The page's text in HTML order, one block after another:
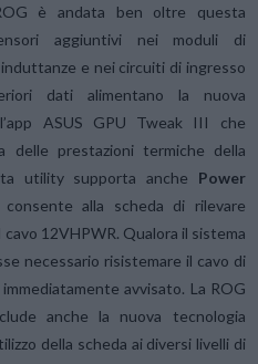
è andata ben oltre questa
aggiuntivi nei moduli di
e nei circuiti di ingresso
dati alimentano la nuova
ASUS GPU Tweak III che
delle prestazioni termiche della
utility supporta anche Power
alla scheda di rilevare
12VHPWR. Qualora il sistema
necessario risistemare il cavo di
avvisato. La ROG
anche la nuova tecnologia
della scheda ai diversi livelli di